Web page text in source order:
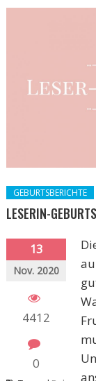
GEBURTSBERICHTE
LESERIN-
13
Nov. 2020
4412
0